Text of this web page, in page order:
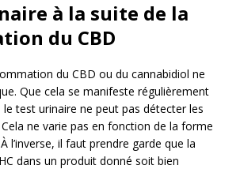
à la suite de la
du CBD
du CBD ou du cannabidiol ne
Que cela se manifeste régulièrement
test urinaire ne peut pas détecter les
ne varie pas en fonction de la forme
l’inverse, il faut prendre garde que la
dans un produit donné soit bien